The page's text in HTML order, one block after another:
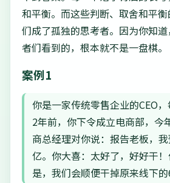
和平衡。而这些判断、取舍和平
们成了孤独的思考者。因为你知
者们看到的，根本就不是一盘棋。
案例1
你是一家传统零售企业的CEO，
2年前，你下令成立电商部，今
商总经理对你说：报告老板，
亿。你大喜：太好了，好好干
是，我们会顺便干掉原来线下的